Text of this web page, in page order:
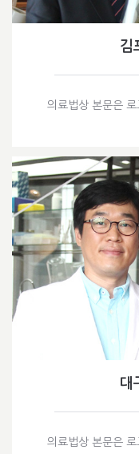
김
의료법상 본문은
대
의료법상 본문은